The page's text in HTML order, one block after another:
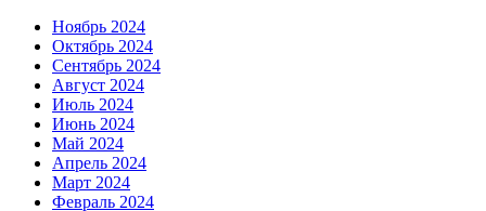
Ноябрь 2024
Октябрь 2024
Сентябрь 2024
Август 2024
Июль 2024
Июнь 2024
Май 2024
Апрель 2024
Март 2024
Февраль 2024